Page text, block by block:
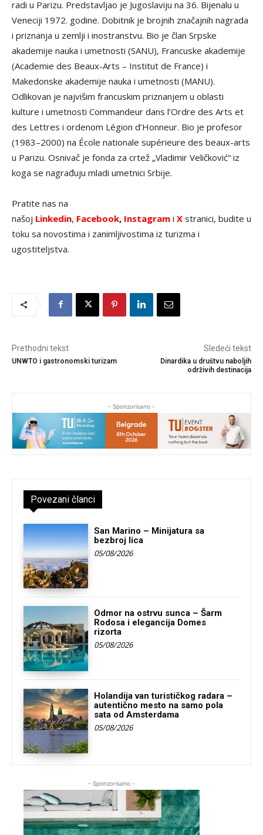
radi u Parizu. Predstavljao je Jugoslaviju na 36. Bijenalu u
Veneciji 1972. godine. Dobitnik je brojnih značajnih nagrada
i priznanja u zemlji i inostranstvu. Bio je član Srpske
akademije nauka i umetnosti (SANU), Francuske akademije
(Academie des Beaux-Arts – Institut de France) i
Makedonske akademije nauka i umetnosti (MANU).
Odlikovan je najvišim francuskim priznanjem u oblasti
kulture i umetnosti Commandeur dans l’Ordre des Arts et
des Lettres i ordenom Légion d’Honneur. Bio je profesor
(1983–2000) na École nationale supérieure des beaux-arts
u Parizu. Osnivač je fonda za crtež „Vladimir Veličković“ iz
koga se nagrađuju mladi umetnici Srbije.
Pratite nas na
našoj Linkedin, Facebook, Instagram i X stranici, budite u
toku sa novostima i zanimljivostima iz turizma i
ugostiteljstva.
Prethodni tekst
UNWTO i gastronomski turizam
Sledeći tekst
Dinardika u društvu naboljih
održivih destinacija
- Sponzorisano -
Povezani članci
San Marino – Minijatura sa
bezbroj lica
05/08/2026
Odmor na ostrvu sunca – Šarm
Rodosa i elegancija Domes
rizorta
05/08/2026
Holandija van turističkog radara –
autentično mesto na samo pola
sata od Amsterdama
05/08/2026
- Sponzorisano -